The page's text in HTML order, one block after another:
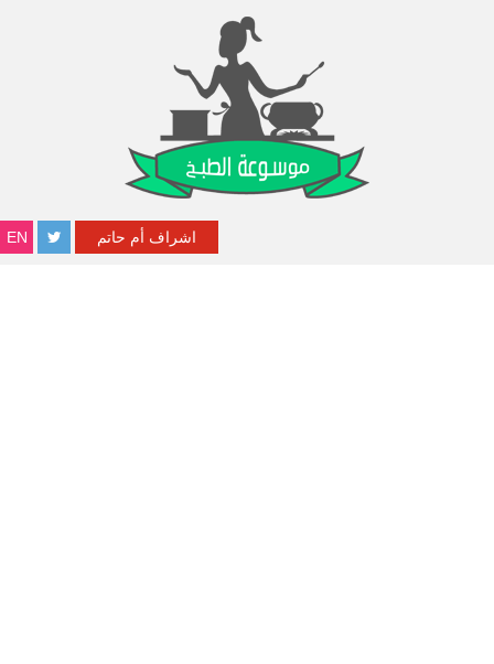
EN اشراف أم حاتم